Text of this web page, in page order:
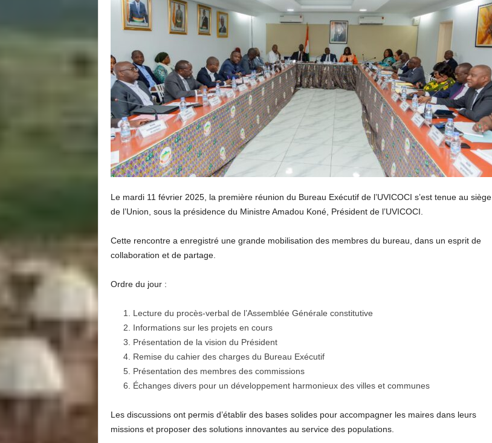
Le mardi 11 février 2025, la première réunion du Bureau Exécutif de l’UVICOCI s’est tenue au siège
de l’Union, sous la présidence du Ministre Amadou Koné, Président de l’UVICOCI.
Cette rencontre a enregistré une grande mobilisation des membres du bureau, dans un esprit de
collaboration et de partage.
Ordre du jour :
Lecture du procès-verbal de l’Assemblée Générale constitutive
Informations sur les projets en cours
Présentation de la vision du Président
Remise du cahier des charges du Bureau Exécutif
Présentation des membres des commissions
Échanges divers pour un développement harmonieux des villes et communes
Les discussions ont permis d’établir des bases solides pour accompagner les maires dans leurs
missions et proposer des solutions innovantes au service des populations.